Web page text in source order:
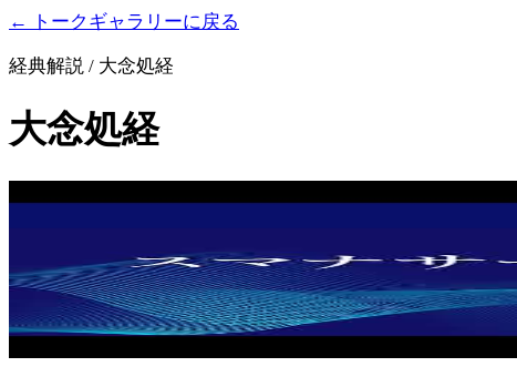
← トークギャラリーに戻る
経典解説 / 大念処経
大念処経